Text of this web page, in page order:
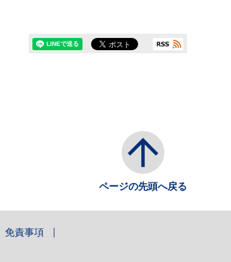
ページの先頭へ戻る
免責事項